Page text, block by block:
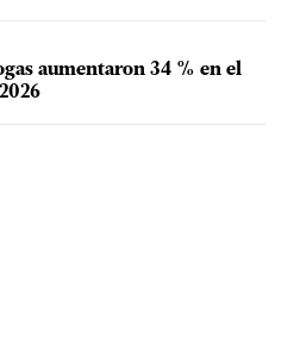
aumentaron 34 % en el